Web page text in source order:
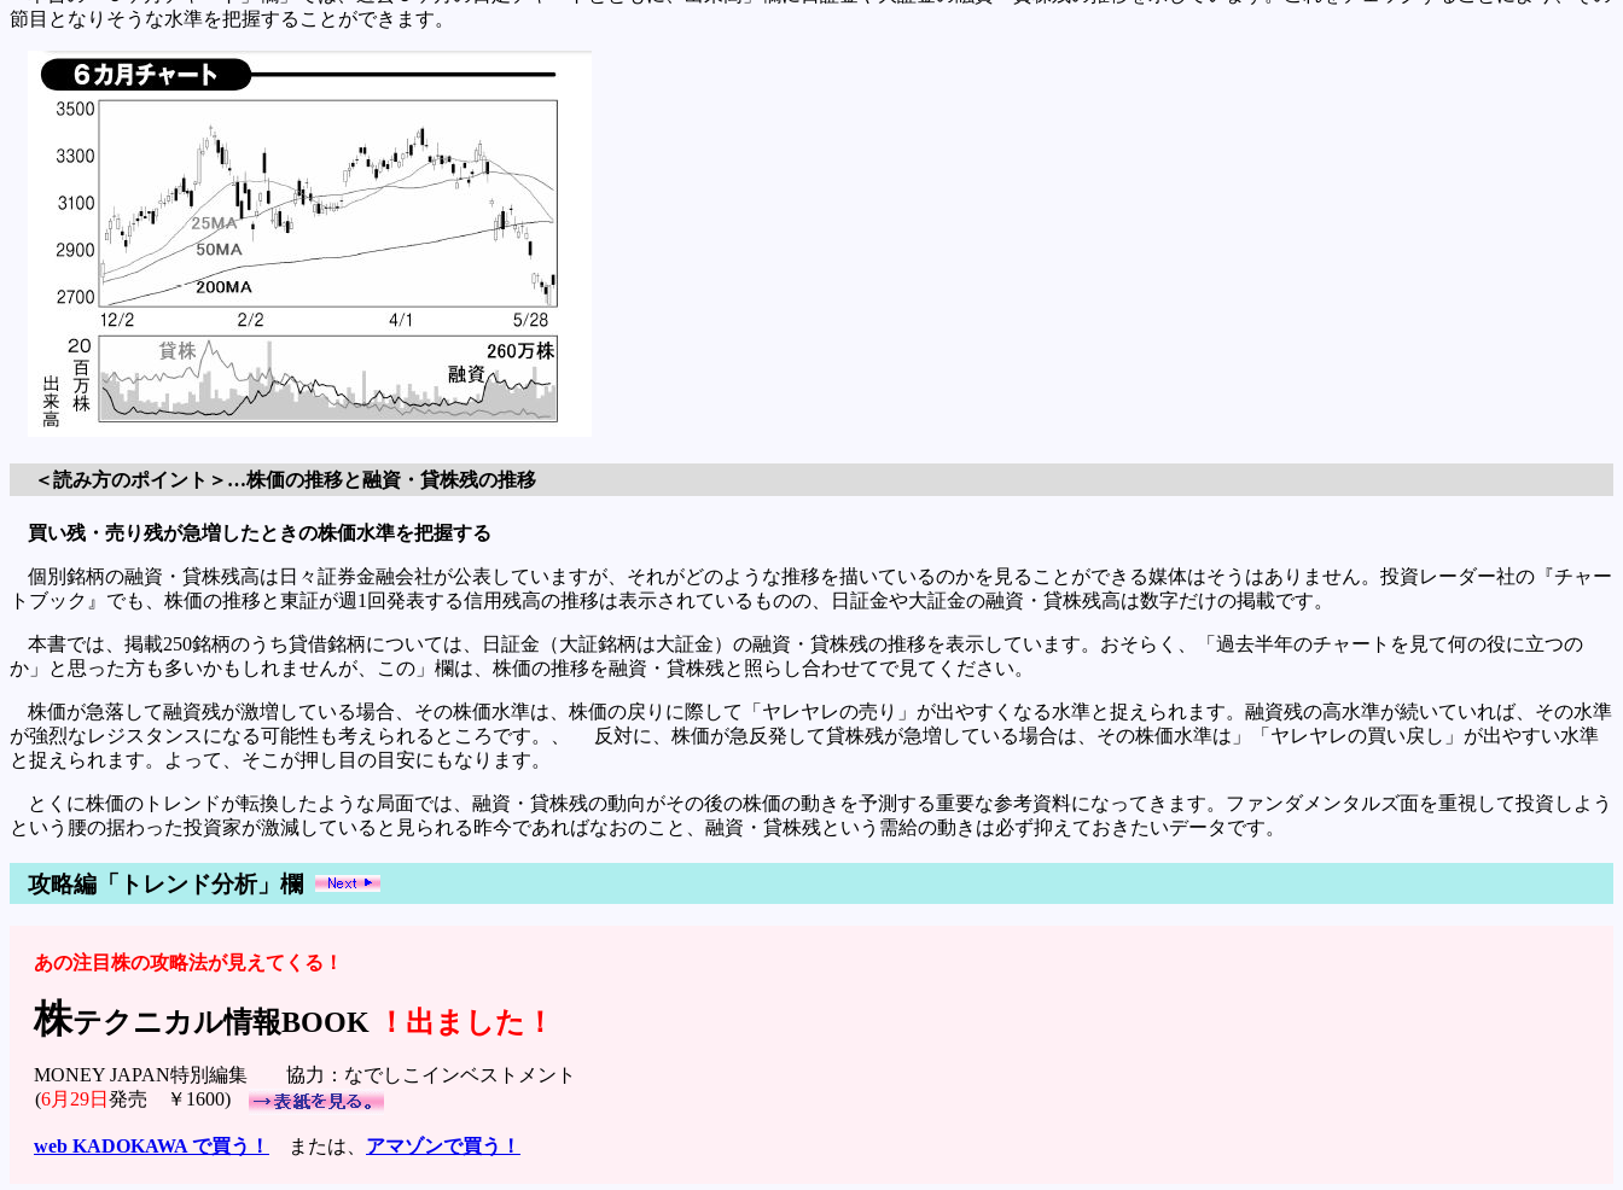
節目となりそうな水準を把握することができます。
＜読み方のポイント＞…株価の推移と融資・貸株残の推移
買い残・売り残が急増したときの株価水準を把握する
個別銘柄の融資・貸株残高は日々証券金融会社が公表していますが、それがどのような推移を描いているのかを見ることができる媒体はそうはありません。投資レーダー社の『チャー
トブック』でも、株価の推移と東証が週1回発表する信用残高の推移は表示されているものの、日証金や大証金の融資・貸株残高は数字だけの掲載です。
本書では、掲載250銘柄のうち貸借銘柄については、日証金（大証銘柄は大証金）の融資・貸株残の推移を表示しています。おそらく、「過去半年のチャートを見て何の役に立つの
か」と思った方も多いかもしれませんが、この」欄は、株価の推移を融資・貸株残と照らし合わせてで見てください。
株価が急落して融資残が激増している場合、その株価水準は、株価の戻りに際して「ヤレヤレの売り」が出やすくなる水準と捉えられます。融資残の高水準が続いていれば、その水準
が強烈なレジスタンスになる可能性も考えられるところです。、 反対に、株価が急反発して貸株残が急増している場合は、その株価水準は」「ヤレヤレの買い戻し」が出やすい水準
と捉えられます。よって、そこが押し目の目安にもなります。
とくに株価のトレンドが転換したような局面では、融資・貸株残の動向がその後の株価の動きを予測する重要な参考資料になってきます。ファンダメンタルズ面を重視して投資しよう
という腰の据わった投資家が激減していると見られる昨今であればなおのこと、融資・貸株残という需給の動きは必ず抑えておきたいデータです。
攻略編「トレンド分析」欄
あの注目株の攻略法が見えてくる！
株テクニカル情報BOOK ！出ました！
MONEY JAPAN特別編集 協力：なでしこインベストメント
(6月29日 発売 ￥1600)
web KADOKAWA で買う！ または、 アマゾンで買う！